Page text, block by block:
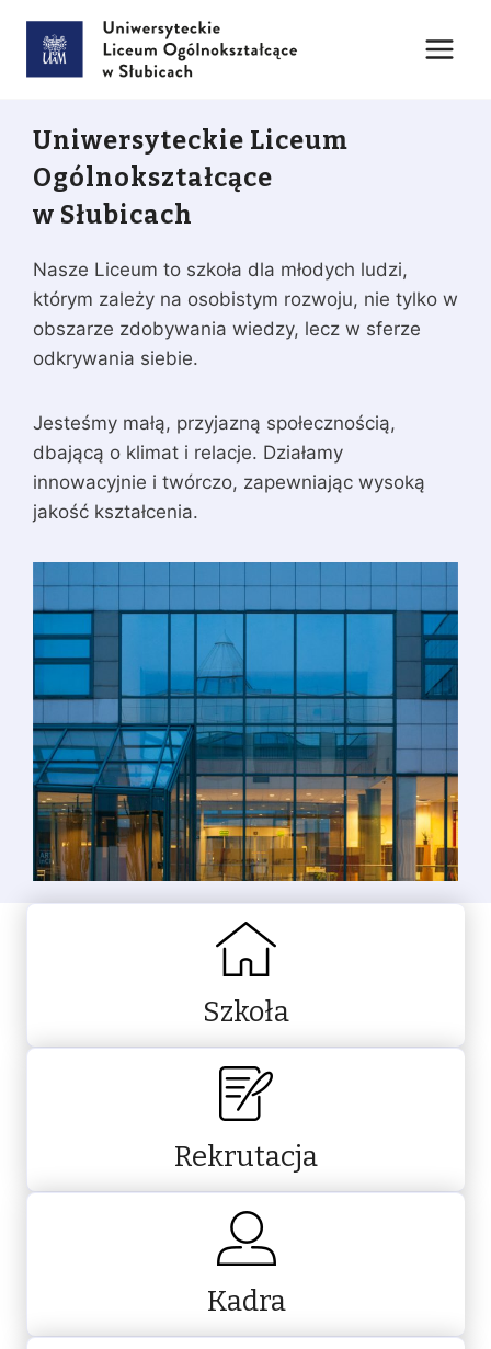
treści
Uniwersyteckie Liceum
Ogólnokształcące
w Słubicach
Nasze Liceum to szkoła dla młodych ludzi,
którym zależy na osobistym rozwoju, nie tylko w
obszarze zdobywania wiedzy, lecz w sferze
odkrywania siebie.
Jesteśmy małą, przyjazną społecznością,
dbającą o klimat i relacje. Działamy
innowacyjnie i twórczo, zapewniając wysoką
jakość kształcenia.
Szkoła
Rekrutacja
Kadra